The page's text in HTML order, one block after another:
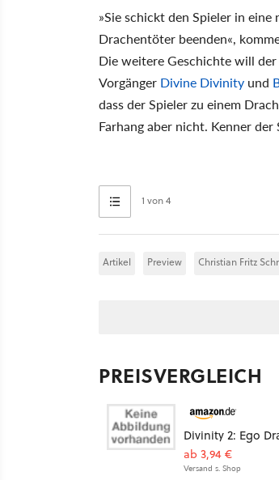
»Sie schickt den Spieler in
Drachentöter beenden«,
Die weitere Geschichte will
Vorgänger Divine Divinity und
dass der Spieler zu einem
Farhang aber nicht. Kenner
1 von 4
Artikel Preview Christian Fritz
PREISVERGLEICH
Divinity 2: Ego
ab 3,94 €
Versand s. Shop